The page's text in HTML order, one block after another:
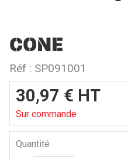
CONE
Réf : SP091001
30,97 € HT
Sur commande
Quantité